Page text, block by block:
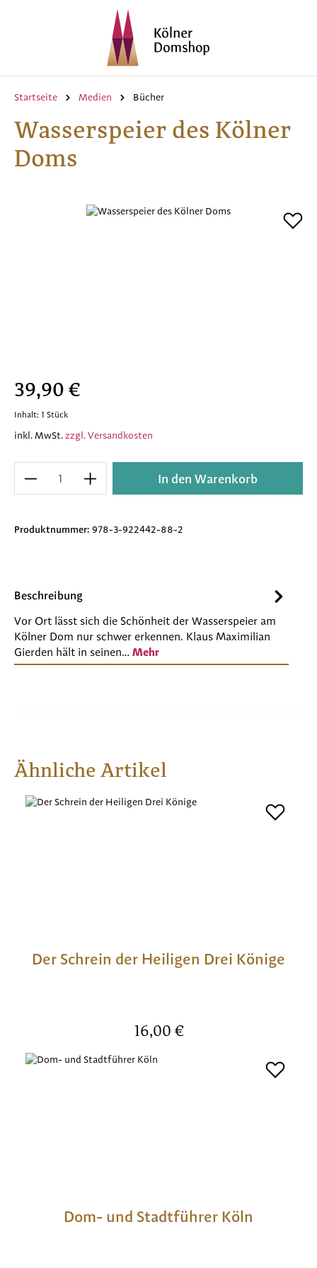
Zum Hauptinhalt springen
Startseite Medien Bücher
Wasserspeier des Kölner
Doms
Bildergalerie überspringen
Regulärer Preis:
39,90 €
Inhalt: 1 Stück
inkl. MwSt.zzgl. Versandkosten
Produkt Anzahl: Gib den gewünschten
In den Warenkorb
Produktnummer: 978-3-922442-88-2
Beschreibung
Vor Ort lässt sich die Schönheit der Wasserspeier am
Kölner Dom nur schwer erkennen. Klaus Maximilian
Gierden hält in seinen… Mehr
Produktgalerie überspringen
Ähnliche Artikel
Der Schrein der Heiligen Drei Könige
Regulärer Preis:
16,00 €
Dom- und Stadtführer Köln